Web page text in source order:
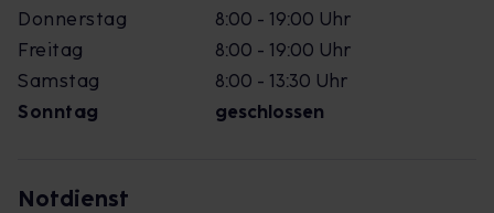
Donnerstag
8:00 - 19:00 Uhr
Freitag
8:00 - 19:00 Uhr
Samstag
8:00 - 13:30 Uhr
Sonntag
geschlossen
Notdienst